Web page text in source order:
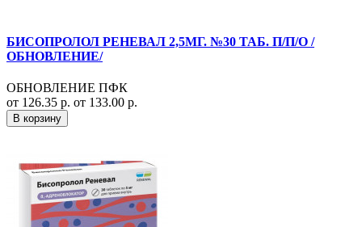
БИСОПРОЛОЛ РЕНЕВАЛ 2,5МГ. №30 ТАБ. П/П/О /
ОБНОВЛЕНИЕ/
ОБНОВЛЕНИЕ ПФК
от 126.35 р. от 133.00 р.
В корзину